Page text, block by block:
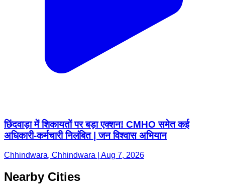
छिंदवाड़ा में शिकायतों पर बड़ा एक्शन! CMHO समेत कई
अधिकारी-कर्मचारी निलंबित | जन विश्वास अभियान
Chhindwara, Chhindwara | Aug 7, 2026
Nearby Cities